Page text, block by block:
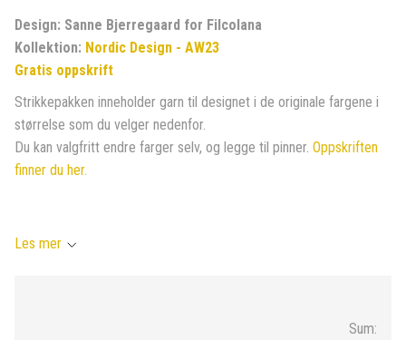
Design: Sanne Bjerregaard for Filcolana
Kollektion: Nordic Design - AW23
Gratis oppskrift
Strikkepakken inneholder garn til designet i de originale fargene i
størrelse som du velger nedenfor.
Du kan valgfritt endre farger selv, og legge til pinner. Oppskriften
finner du her.
Les mer
Sum: